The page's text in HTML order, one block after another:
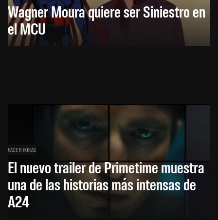
Wagner Moura quiere ser Siniestro en
el MCU
HACE 11 HORAS
El nuevo trailer de Primetime muestra
una de las historias más intensas de
A24